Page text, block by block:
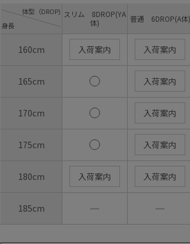
身長
体型（DROP) スリム 8DROP(YA
体)
普通 6DROP(A体)
160cm 入荷案内 入荷案内
165cm 入荷案内
170cm 入荷案内
175cm 入荷案内
180cm 入荷案内 入荷案内
185cm ― ―